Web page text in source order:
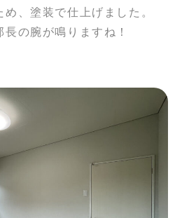
、塗装で仕上げました。
の腕が鳴りますね！